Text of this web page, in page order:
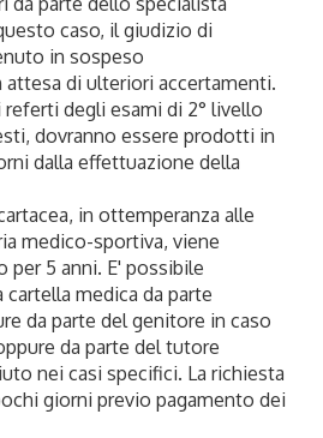
caso, il giudizio di
in sospeso
di ulteriori accertamenti.
degli esami di 2° livello
dovranno essere prodotti in
dalla effettuazione della
in ottemperanza alle
medico-sportiva, viene
per 5 anni. E' possibile
medica da parte
da parte del genitore in caso
da parte del tutore
nei casi specifici. La richiesta
giorni previo pagamento dei